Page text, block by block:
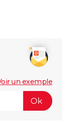
un exemple